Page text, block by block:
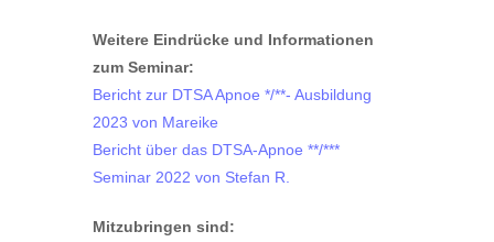
Weitere Eindrücke und Informationen
zum Seminar:
Bericht zur DTSA Apnoe */**- Ausbildung
2023 von Mareike
Bericht über das DTSA-Apnoe **/***
Seminar 2022 von Stefan R.
Mitzubringen sind: